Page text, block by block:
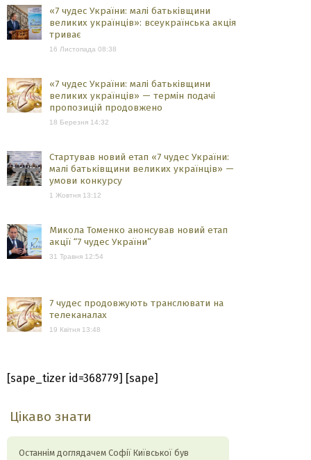
«7 чудес України: малі батьківщини
великих українців»: всеукраїнська акція
триває
16 Листопада 08:38
«7 чудес України: малі батьківщини
великих українців» — термін подачі
пропозицій продовжено
18 Березня 14:32
Стартував новий етап «7 чудес України:
малі батьківщини великих українців» —
умови конкурсу
1 Жовтня 13:12
Микола Томенко анонсував новий етап
акції “7 чудес України”
31 Травня 12:54
7 чудес продовжують транслювати на
телеканалах
19 Квітня 13:48
[sape_tizer id=368779] [sape]
Цікаво знати
Останнім доглядачем Софії Київської був